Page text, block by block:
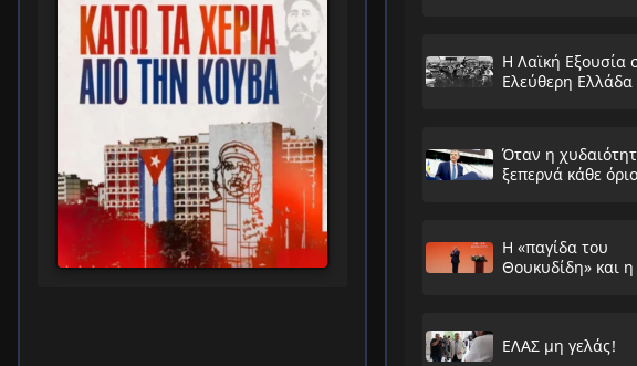
Η Λαϊκή Εξουσία
Ελεύθερη Ελλάδα
Όταν η
ξεπερνά κάθε
Η «παγίδα του
Θουκυδίδη» και
ΕΛΑΣ μη γελάς!